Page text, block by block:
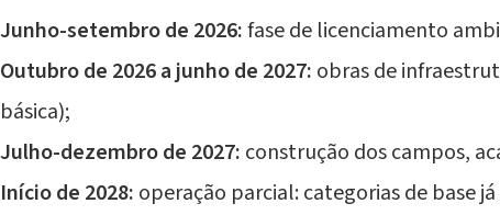
Junho-setembro de 2026:fase de licenciamento
Outubro de 2026 a junho de 2027: obras de
básica);
Julho-dezembro de 2027: construção dos campos,
Início de 2028: operação parcial: categorias de base